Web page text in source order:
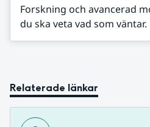
Forskning och avancerad
du ska veta vad som väntar.
Relaterade länkar